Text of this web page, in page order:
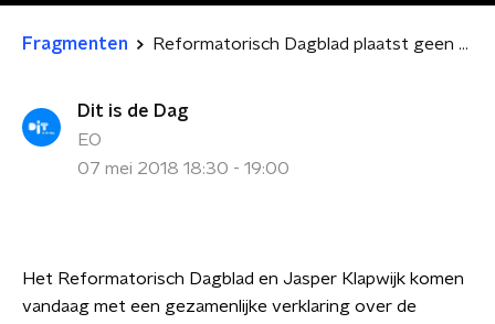
Fragmenten Reformatorisch Dagblad plaatst geen homo-advertentie
Dit is de Dag
EO
07 mei 2018 18:30 - 19:00
Het Reformatorisch Dagblad en Jasper Klapwijk komen
vandaag met een gezamenlijke verklaring over de